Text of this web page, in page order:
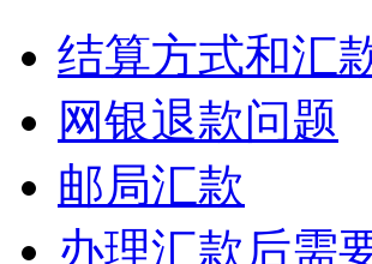
结算方式和汇
网银退款问题
邮局汇款
办理汇款后需